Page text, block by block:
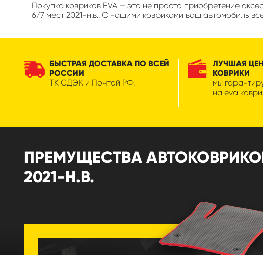
Покупка ковриков EVA — это не просто приобретение
6/7 мест 2021-н.в.. С нашими ковриками ваш автомобиль
БЫСТРАЯ ДОСТАВКА ПО ВСЕЙ
РОССИИ
ТК СДЭК и Почтой РФ.
ЛУЧШАЯ
КОВРИКИ
мы
на eva
ПРЕМУЩЕСТВА АВТОКОВРИКОВ
2021-Н.В.